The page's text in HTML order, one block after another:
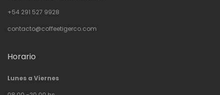
+54 291 527 9928
contacto@coffeetigerco.com
Horario
Lunes a Viernes